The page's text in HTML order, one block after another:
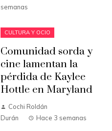
semanas
CULTURA Y OCIO
Comunidad sorda y
cine lamentan la
pérdida de Kaylee
Hottle en Maryland
Cochi Roldán
Durán
Hace 3 semanas